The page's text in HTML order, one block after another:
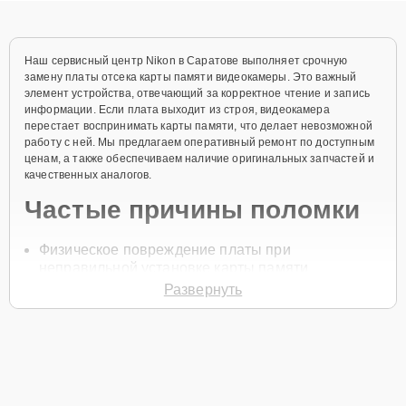
Наш сервисный центр Nikon в Саратове выполняет срочную
замену платы отсека карты памяти видеокамеры. Это важный
элемент устройства, отвечающий за корректное чтение и запись
информации. Если плата выходит из строя, видеокамера
перестает воспринимать карты памяти, что делает невозможной
работу с ней. Мы предлагаем оперативный ремонт по доступным
ценам, а также обеспечиваем наличие оригинальных запчастей и
качественных аналогов.
Частые причины поломки
Физическое повреждение платы при
Износ контактов платыРазвернуть